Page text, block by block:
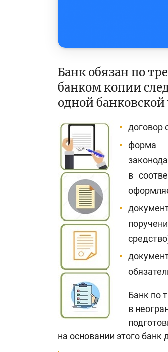
Банк обязан по
банком копии
одной банковской
договор
форма
в
Банк по
в
на основании этого